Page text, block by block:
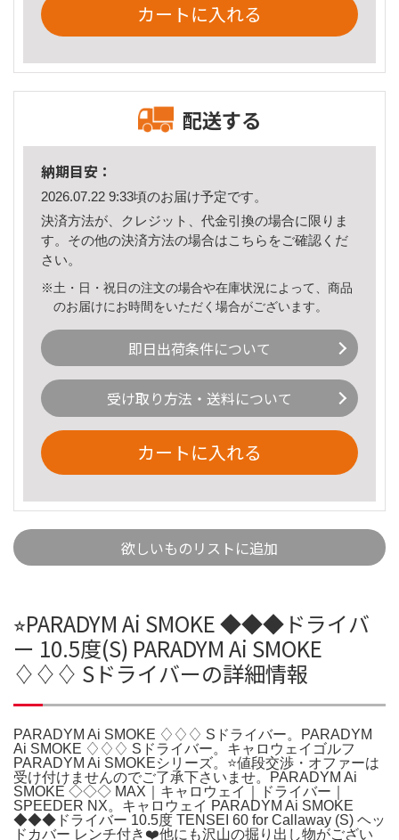
カートに入れる
配送する
納期目安：
2026.07.22 9:33頃のお届け予定です。
決済方法が、クレジット、代金引換の場合に限りま
す。その他の決済方法の場合はこちら をご確認くだ
さい。
※土・日・祝日の注文の場合や在庫状況によって、商品
のお届けにお時間をいただく場合がございます。
即日出荷条件について
受け取り方法・送料について
カートに入れる
欲しいものリストに追加
⭐︎PARADYM Ai SMOKE ◆◆◆ドライバ
ー 10.5度(S) PARADYM Ai SMOKE
♢♢♢ Sドライバーの詳細情報
PARADYM Ai SMOKE ♢♢♢ Sドライバー。PARADYM
Ai SMOKE ♢♢♢ Sドライバー。キャロウェイゴルフ
PARADYM Ai SMOKEシリーズ。⭐️値段交渉・オファーは
受け付けませんのでご了承下さいませ。PARADYM Ai
SMOKE ◇◇◇ MAX｜キャロウェイ｜ドライバー｜
SPEEDER NX。キャロウェイ PARADYM Ai SMOKE
◆◆◆ドライバー 10.5度 TENSEI 60 for Callaway (S) ヘッ
ドカバー レンチ付き❤️他にも沢山の掘り出し物がござい